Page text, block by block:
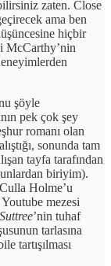
zaten. Close
ama ben
hiçbir
McCarthy’nin
şöyle
pek çok şey
romanı olan
sonunda tam
tayfa tarafından
biriyim).
Holme’u
mezesi
Suttree’nin tuhaf
tarlasına
tartışılması